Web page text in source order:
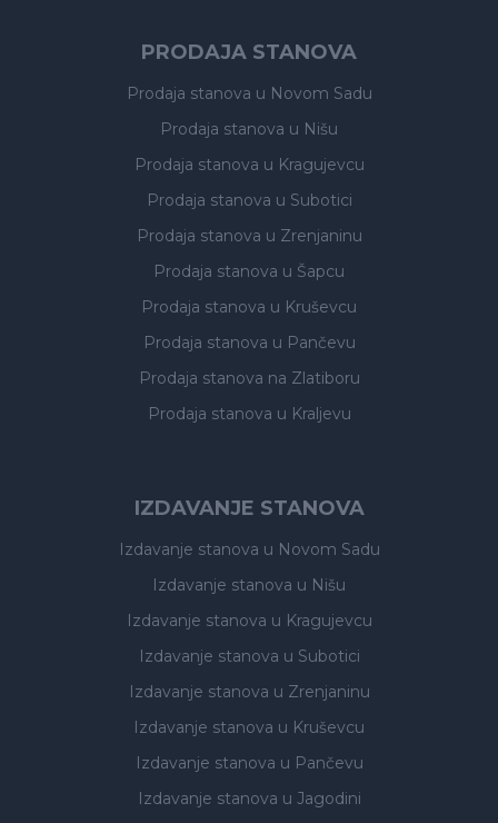
PRODAJA STANOVA
Prodaja stanova u Novom Sadu
Prodaja stanova u Nišu
Prodaja stanova u Kragujevcu
Prodaja stanova u Subotici
Prodaja stanova u Zrenjaninu
Prodaja stanova u Šapcu
Prodaja stanova u Kruševcu
Prodaja stanova u Pančevu
Prodaja stanova na Zlatiboru
Prodaja stanova u Kraljevu
IZDAVANJE STANOVA
Izdavanje stanova u Novom Sadu
Izdavanje stanova u Nišu
Izdavanje stanova u Kragujevcu
Izdavanje stanova u Subotici
Izdavanje stanova u Zrenjaninu
Izdavanje stanova u Kruševcu
Izdavanje stanova u Pančevu
Izdavanje stanova u Jagodini